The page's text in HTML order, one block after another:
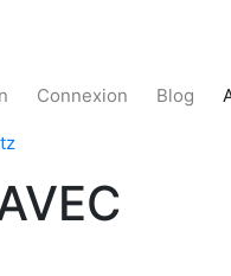
Connexion Blog